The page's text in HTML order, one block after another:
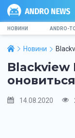
НОВИНИ ANDRO-
Новини
Blackview
14.08.2020